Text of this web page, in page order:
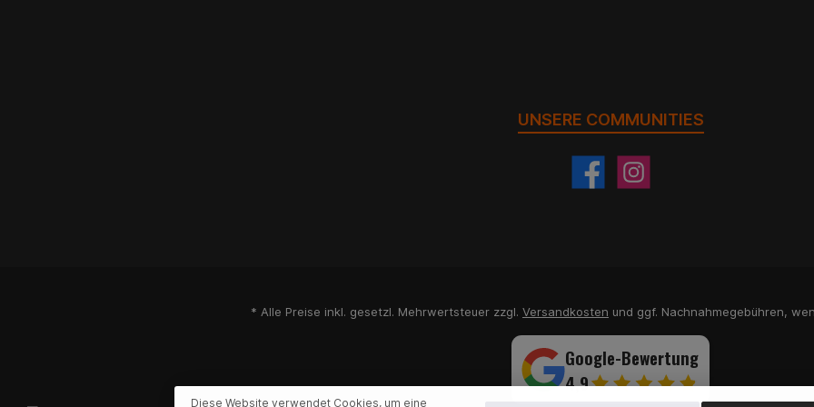
UNSERE COMMUNITIES
* Alle Preise inkl. gesetzl. Mehrwertsteuer zzgl. Versandkosten und ggf. Nachnahmegebühren,
Google-Bewertung
4,9
Diese Website verwendet Cookies, um eine